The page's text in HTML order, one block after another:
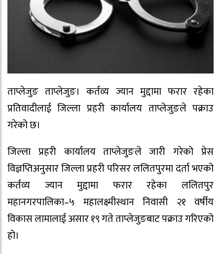
ताप्लेजुङ ताप्लेजुङ। कर्तव्य ज्यान मुद्दामा फरार रहेका
प्रतिवादीलाई जिल्ला प्रहरी कार्यालय ताप्लेजुङले पक्राउ
गरेको छ।
जिल्ला प्रहरी कार्यालय ताप्लेजुङले जारी गरेको प्रेस
विज्ञप्तिअनुसार जिल्ला प्रहरी परिसर ललितपुरमा दर्ता भएको
कर्तव्य ज्यान मुद्दामा फरार रहेका ललितपुर
महानगरपालिका–५ महालक्ष्मीस्थान निवासी २१ वर्षीय
विकास लामालाई असार १९ गते ताप्लेजुङबाट पक्राउ गरिएको
हो।